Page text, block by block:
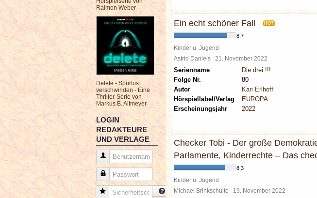
Raimon Weber
Delete - Spurlos
verschwinden - Eine
Thriller-Serie von
Markus B. Altmeyer
LOGIN
REDAKTEURE
UND VERLAGE
Benutzername
Passwort
Sicherheitscode
Ein echt schöner Fall HOT
8,7
Kinder u. Jugend
Astrid Daniels 21. November 2022
Serienname
Die drei !!!
Folge Nr.
80
Autor
Kari Erlhoff
Hörspiellabel/Verlag
EUROPA
Erscheinungsjahr
2022
Checker Tobi - Der große
Parlamente, Kinderrechte – Das
8,3
Kinder u. Jugend
Michael Brinkschulte 19. November 2022